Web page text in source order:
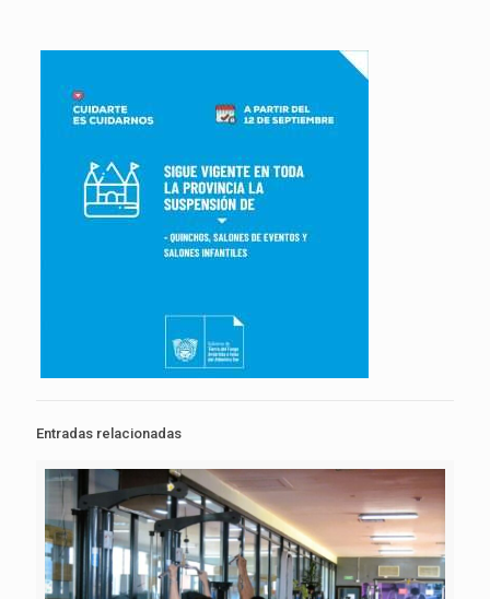
Entradas relacionadas